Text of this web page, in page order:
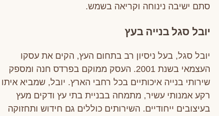
סתם ישיבה נינוחה וקריאה בשמש.
יובל סגל בנייה בעץ
יובל סגל, בעל ניסיון רב בתחום העץ, הקים את עסקו
העצמאי בשנת 2001. העסק ממוקם בפרדס חנה ומספק
שירותי בנייה איכותיים בכל רחבי הארץ. יובל, שמביא איתו
רקע אמנותי עשיר, מתמחה בבניית בתי עץ ודקים מעץ
בעיצובים ייחודיים. השירותים כוללים גם חידוש ותחזוקה